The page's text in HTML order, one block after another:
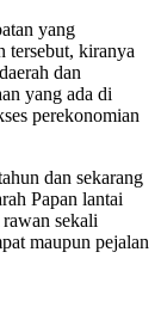
yang
tersebut, kiranya
dan
yang ada di
perekonomian
dan sekarang
Papan lantai
sekali
maupun pejalan